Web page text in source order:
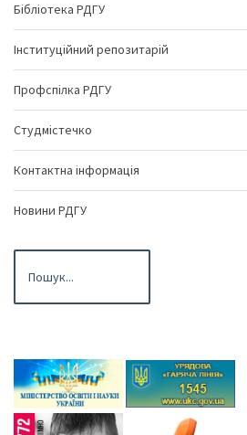
Бібліотека РДГУ
Інституційний репозитарій
Профспілка РДГУ
Студмістечко
Контактна інформація
Новини РДГУ